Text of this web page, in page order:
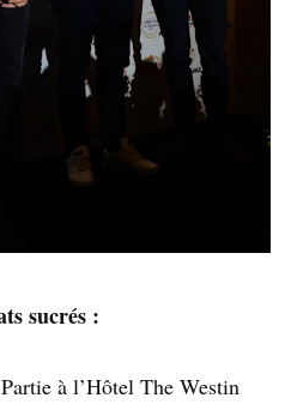
sucrés :
à l’Hôtel The Westin